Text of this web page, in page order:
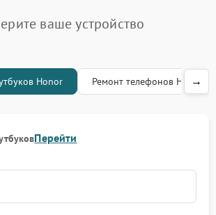
995 рублей
1160 рублей
диска
ваше устройство
Honor Ремонт телефонов Honor
→
Перейти